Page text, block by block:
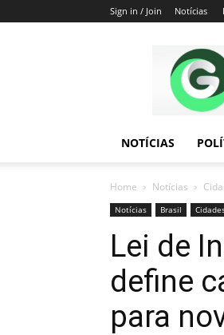
Sign in / Join Notícias
NOTÍCIAS
Home Notícias
Notícias Brasil
Lei de
define
para